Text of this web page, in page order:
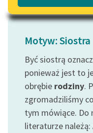
Lektury szkolne i klasyka
uczennic i uczniów z
E-kolekcja lektur
szkolnych i literatury do
słuchania dla uczennic i
uczniów z
niepełnosprawnościami
Motyw: Siostra
Być siostrą
ponieważ jest to
obrębie rodziny.
zgromadziliśmy
tym mówiące. Do
literaturze należą: